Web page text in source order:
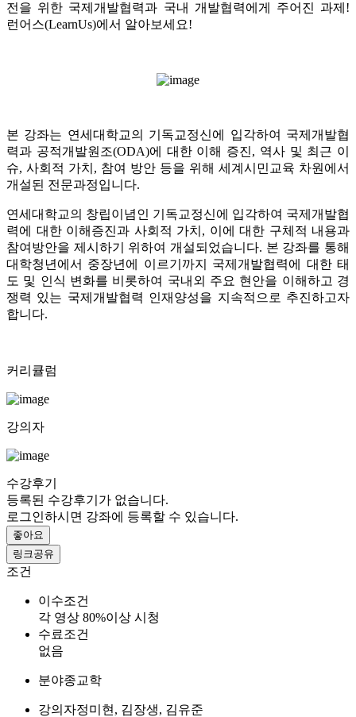
전을 위한 국제개발협력과 국내 개발협력에게 주어진 과제!
런어스(LearnUs)에서 알아보세요!
본 강좌는 연세대학교의 기독교정신에 입각하여 국제개발협
력과 공적개발원조(ODA)에 대한 이해 증진, 역사 및 최근 이
슈, 사회적 가치, 참여 방안 등을 위해 세계시민교육 차원에서
개설된 전문과정입니다.
연세대학교의 창립이념인 기독교정신에 입각하여 국제개발협
력에 대한 이해증진과 사회적 가치, 이에 대한 구체적 내용과
참여방안을 제시하기 위하여 개설되었습니다. 본 강좌를 통해
대학청년에서 중장년에 이르기까지 국제개발협력에 대한 태
도 및 인식 변화를 비롯하여 국내외 주요 현안을 이해하고 경
쟁력 있는 국제개발협력 인재양성을 지속적으로 추진하고자
합니다.
커리큘럼
강의자
수강후기
등록된 수강후기가 없습니다.
로그인하시면 강좌에 등록할 수 있습니다.
좋아요
링크공유
조건
이수조건
각 영상 80%이상 시청
수료조건
없음
분야종교학
강의자정미현, 김장생, 김유준